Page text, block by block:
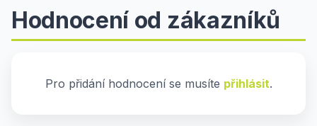
Hodnocení od zákazníků
Pro přidání hodnocení se musíte přihlásit.